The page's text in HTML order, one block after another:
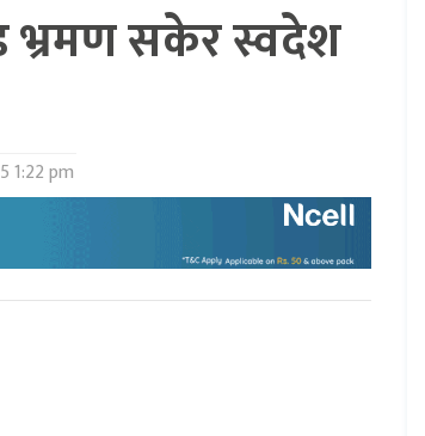
भ्रमण सकेर स्वदेश
1:22 pm